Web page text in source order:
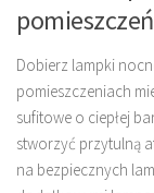
pomieszczeń
Dobierz lampki
pomieszczeniach
sufitowe o ciepłej
stworzyć przytulną
na bezpiecznych